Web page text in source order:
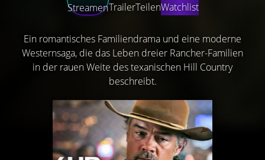
StreamenTrailerTeilenWatchlist
Ein romantisches Familiendrama und eine moderne
Westernsaga, die das Leben dreier Rancher-Familien
in der rauen Weite des texanischen Hill Country
beschreibt.